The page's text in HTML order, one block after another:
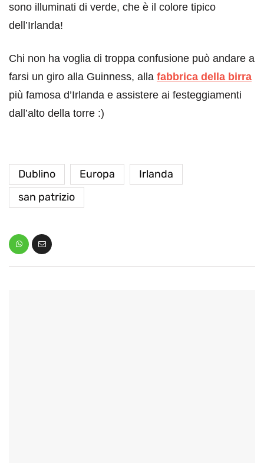
sono illuminati di verde, che è il colore tipico
dell’Irlanda!
Chi non ha voglia di troppa confusione può andare a
farsi un giro alla Guinness, alla fabbrica della birra
più famosa d’Irlanda e assistere ai festeggiamenti
dall’alto della torre :)
Dublino Europa
Irlanda
san patrizio